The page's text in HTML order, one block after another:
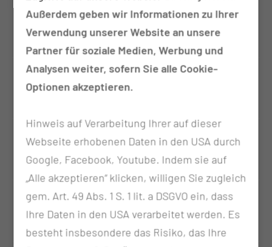
Montag
06:00 - 16:00 Uhr
Rund um die Uhr in der
Notaufnahme
Dienstag
06:00 - 16:00 Uhr
Rund um die Uhr in der
Mittwoch
06:00 - 16:00 Uhr
Rund um die Uhr in der
Notaufnahme
Donnerstag
06:00 - 16:00 Uhr
Rund um die Uhr in der
Notaufnahme
Außerdem geben wir Informationen zu Ihrer
Verwendung unserer Website an unsere
Partner für soziale Medien, Werbung und
Analysen weiter, sofern Sie alle Cookie-
Optionen akzeptieren.
Hinweis auf Verarbeitung Ihrer auf dieser
Webseite erhobenen Daten in den USA durch
Google, Facebook, Youtube. Indem sie auf
„Alle akzeptieren“ klicken, willigen Sie zugleich
gem. Art. 49 Abs. 1 S. 1 lit. a DSGVO ein, dass
Ihre Daten in den USA verarbeitet werden. Es
besteht insbesondere das Risiko, das Ihre